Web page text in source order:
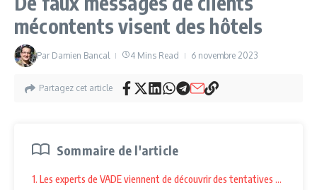
mécontents visent des hôtels
Par Damien Bancal 4 Mins Read 6 novembre 2023
Partagez cet article
Sommaire de l'article
1. Les experts de VADE viennent de découvrir des tentatives de